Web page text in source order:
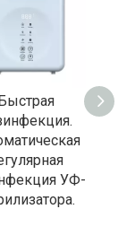
УФ-